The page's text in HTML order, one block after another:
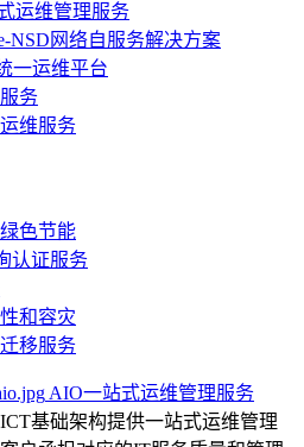
运维管理服务
NSD网络自服务解决方案
一运维平台
务
维服务
色节能
认证服务
和容灾
移服务
AIO一站式运维管理服务
基础架构提供一站式运维管理